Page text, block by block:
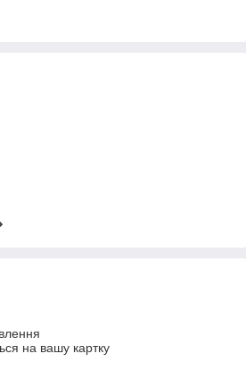
на вашу картку